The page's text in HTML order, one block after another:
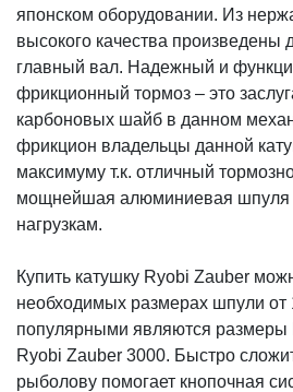
японском оборудовании. Из
высокого качества произведены
главный вал. Надежный и
фрикционный тормоз – это
карбоновых шайб в данном
фрикцион владельцы данной
максимуму т.к. отличный
мощнейшая алюминиевая шпуля
нагрузкам.
Купить катушку Ryobi Zauber
необходимых размерах шпули
популярными являются размеры
Ryobi Zauber 3000. Быстро
рыболову помогает кнопочная